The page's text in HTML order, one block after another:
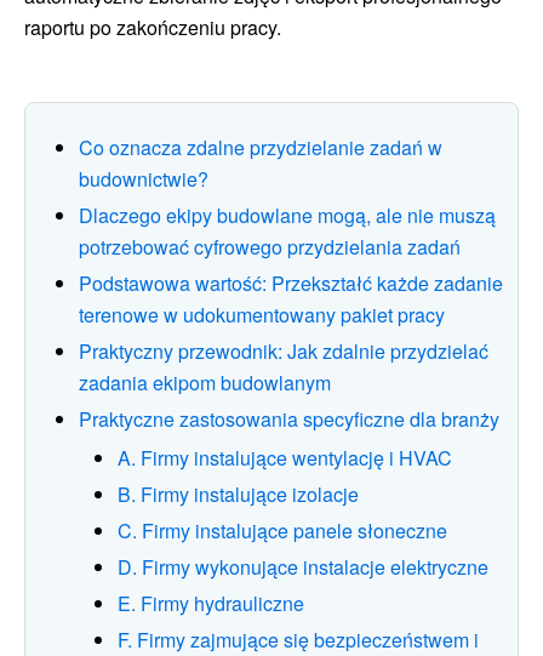
raportu po zakończeniu pracy.
Co oznacza zdalne przydzielanie zadań w
budownictwie?
Dlaczego ekipy budowlane mogą, ale nie muszą
potrzebować cyfrowego przydzielania zadań
Podstawowa wartość: Przekształć każde zadanie
terenowe w udokumentowany pakiet pracy
Praktyczny przewodnik: Jak zdalnie przydzielać
zadania ekipom budowlanym
Praktyczne zastosowania specyficzne dla branży
A. Firmy instalujące wentylację i HVAC
B. Firmy instalujące izolacje
C. Firmy instalujące panele słoneczne
D. Firmy wykonujące instalacje elektryczne
E. Firmy hydrauliczne
F. Firmy zajmujące się bezpieczeństwem i